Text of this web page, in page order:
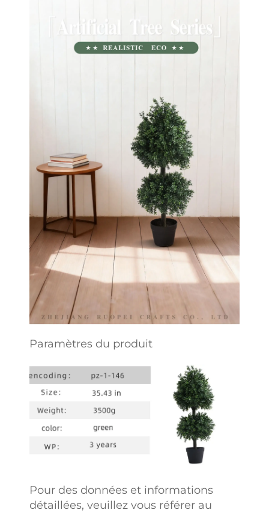
Paramètres du produit
Pour des données et informations
détaillées, veuillez vous référer au